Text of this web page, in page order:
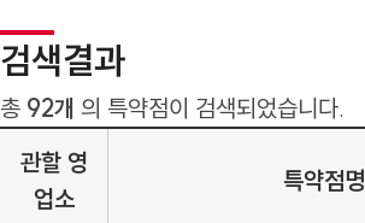
검색결과
총 92개 의 특약점이 검색되었습니다.
관할 영
업소
특약점명